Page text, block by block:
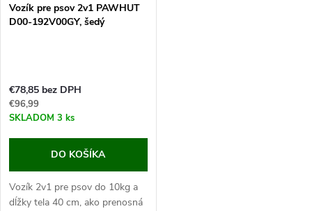
Vozík pre psov 2v1 PAWHUT
D00-192V00GY, šedý
€78,85 bez DPH
€96,99
SKLADOM 3 ks
DO KOŠÍKA
Vozík 2v1 pre psov do 10kg a
dĺžky tela 40 cm, ako prenosná